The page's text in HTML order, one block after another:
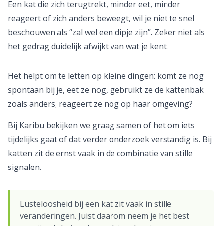
Een kat die zich terugtrekt, minder eet, minder
reageert of zich anders beweegt, wil je niet te snel
beschouwen als “zal wel een dipje zijn”. Zeker niet als
het gedrag duidelijk afwijkt van wat je kent.
Het helpt om te letten op kleine dingen: komt ze nog
spontaan bij je, eet ze nog, gebruikt ze de kattenbak
zoals anders, reageert ze nog op haar omgeving?
Bij Karibu bekijken we graag samen of het om iets
tijdelijks gaat of dat verder onderzoek verstandig is. Bij
katten zit de ernst vaak in de combinatie van stille
signalen.
Lusteloosheid bij een kat zit vaak in stille
veranderingen. Juist daarom neem je het best